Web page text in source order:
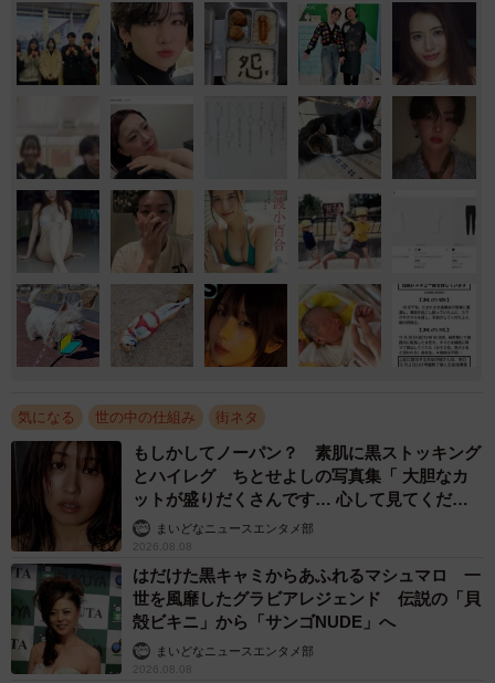
気になる 世の中の仕組み 街ネタ
もしかしてノーパン？ 素肌に黒ストッキング
とハイレグ ちとせよしの写真集「 大胆なカ
ットが盛りだくさんです… 心して見てくださ
い」まいどなニュースエンタメ部
2026.08.08
はだけた黒キャミからあふれるマシュマロ 一
世を風靡したグラビアレジェンド 伝説の「貝
殻ビキニ」から「サンゴNUDE」へ
まいどなニュースエンタメ部
2026.08.08